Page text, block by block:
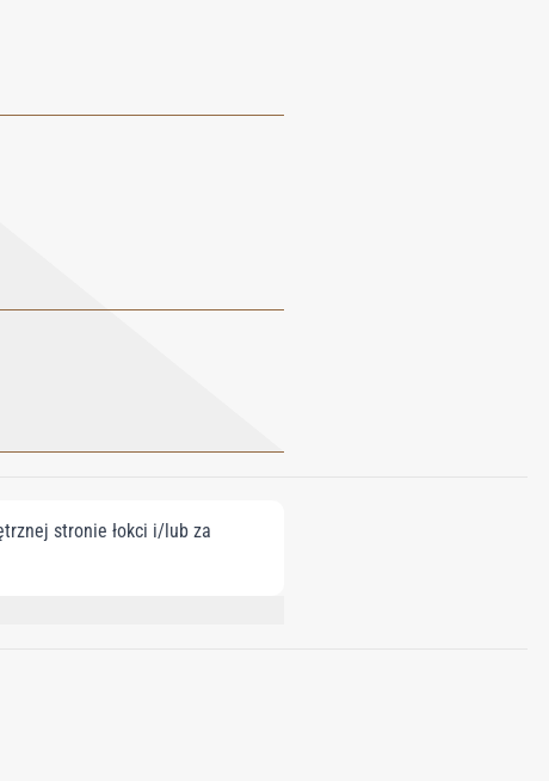
stronie łokci i/lub za
LINALOOL, CITRONELLOL,